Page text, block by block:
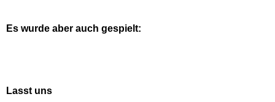
Es wurde aber auch gespielt:
Lasst uns